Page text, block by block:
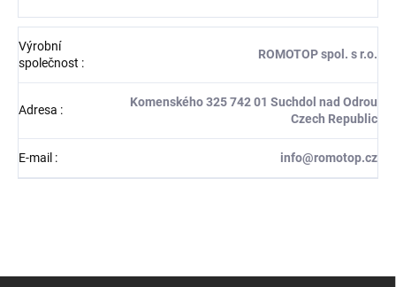
Výrobní
společnost :
ROMOTOP spol. s r.o.
Adresa :
Komenského 325 742 01 Suchdol nad Odrou
Czech Republic
E-mail : info@romotop.cz